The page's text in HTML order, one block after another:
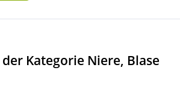
Kategorie Niere, Blase